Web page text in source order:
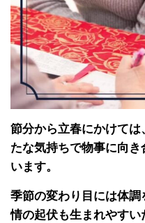
節分から立春にかけて
たな気持ちで物事に向
います。
季節の変わり目には体
情の起伏も生まれやす